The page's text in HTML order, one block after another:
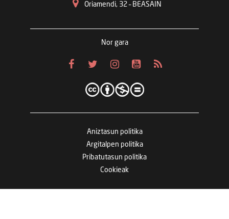
Oriamendi, 32 – BEASAIN
Nor gara
Aniztasun politika
Argitalpen politika
Pribatutasun politika
Cookieak